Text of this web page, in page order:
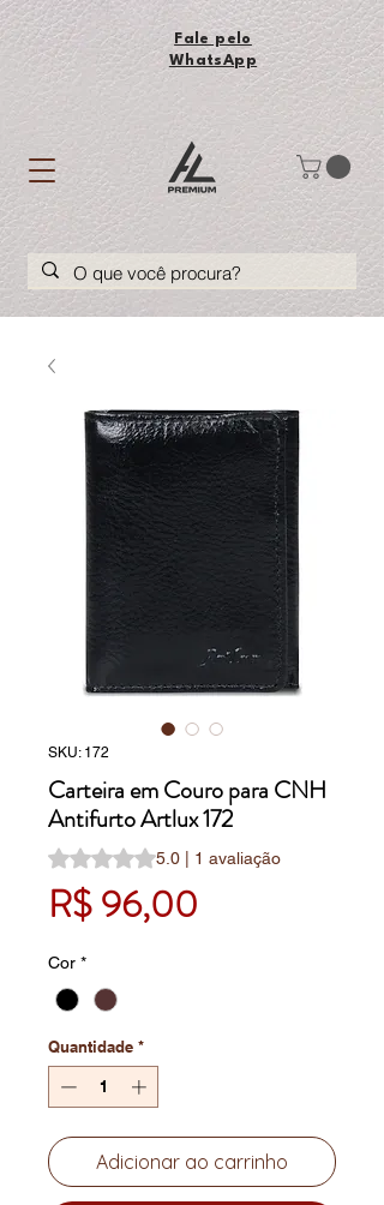
Fale pelo
WhatsApp
SKU: 172
Carteira em Couro para CNH
Antifurto Artlux 172
A classificação é 5.0 de 5 estrelas
5.0 | 1 avaliação
R$ 96,00
Cor *
Quantidade *
Adicionar ao carrinho